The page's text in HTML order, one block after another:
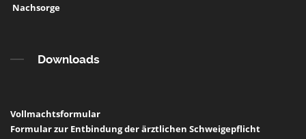
Nachsorge
Downloads
Vollmachtsformular
Formular zur Entbindung der ärztlichen Schweigepflicht